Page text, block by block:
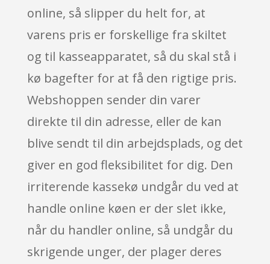
online, så slipper du helt for, at
varens pris er forskellige fra skiltet
og til kasseapparatet, så du skal stå i
kø bagefter for at få den rigtige pris.
Webshoppen sender din varer
direkte til din adresse, eller de kan
blive sendt til din arbejdsplads, og det
giver en god fleksibilitet for dig. Den
irriterende kassekø undgår du ved at
handle online køen er der slet ikke,
når du handler online, så undgår du
skrigende unger, der plager deres